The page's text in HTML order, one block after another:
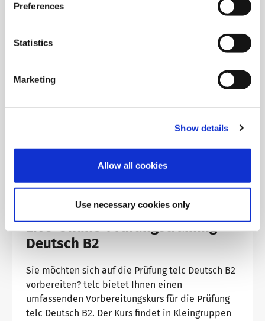
Preferences
Statistics
Marketing
Show details
Allow all cookies
Use necessary cookies only
Einhaltung internationaler Qualitätsstandards
Erfahren Sie mehr über telc Qualitätsstandards
Live-Online-Prüfungstraining
Deutsch B2
Sie möchten sich auf die Prüfung telc Deutsch B2
vorbereiten? telc bietet Ihnen einen
umfassenden Vorbereitungskurs für die Prüfung
telc Deutsch B2. Der Kurs findet in Kleingruppen